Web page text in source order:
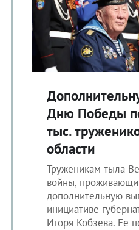
Дню Победы
тыс.
области
Труженикам тыла
войны,
дополнительную
инициативе
Игоря Кобзева. Ее